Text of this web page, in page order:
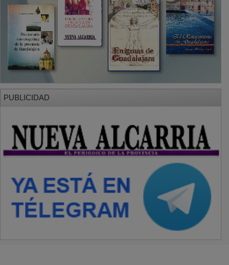
PUBLICIDAD